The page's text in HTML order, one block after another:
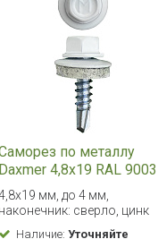
по металлу
Daxmer 4,8х19 RAL 9003
(250 шт) сверло №2
мм, до 4 мм,
наконечник: сверло, цинк
Наличие: Уточняйте